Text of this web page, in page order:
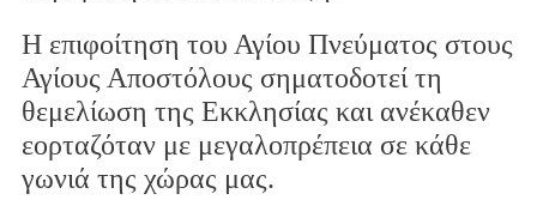
Η επιφοίτηση του Αγίου Πνεύματος στους
Αγίους Αποστόλους σηματοδοτεί τη
θεμελίωση της Εκκλησίας και ανέκαθεν
εορταζόταν με μεγαλοπρέπεια σε κάθε
γωνιά της χώρας μας.